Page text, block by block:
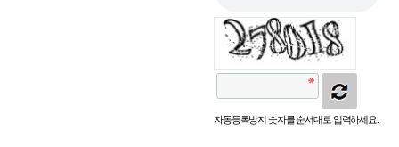
자동등록방지 숫자를 순서대로 입력하세요.